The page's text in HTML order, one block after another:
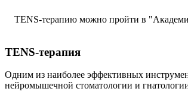
TENS-терапию можно пройти в
TENS-терапия
Одним из наиболее эффективных
нейромышечной стоматологии и